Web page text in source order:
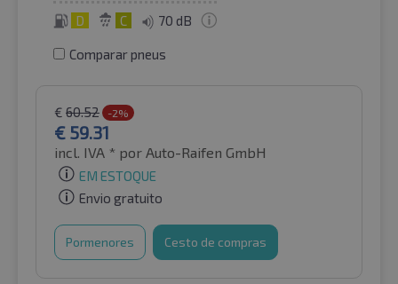
D C 70 dB
Comparar pneus
€ 60.52 -2%
€ 59.31
incl. IVA * por Auto-Raifen GmbH
EM ESTOQUE
Envio gratuito
Pormenores Cesto de compras